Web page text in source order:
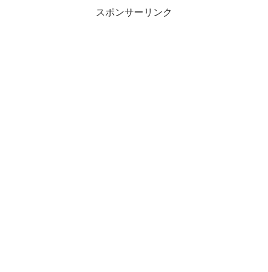
スポンサーリンク